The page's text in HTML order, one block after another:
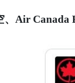
Air Canada